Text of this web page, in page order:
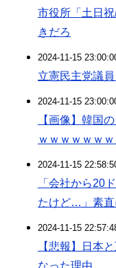
市役所「土日
きだろ
2024-11-15
立憲民主党議
2024-11-15
【画像】韓国
ｗｗｗｗｗｗｗ
2024-11-15
「会社から20
たけど…」素直
2024-11-15
【悲報】日本
なった理由